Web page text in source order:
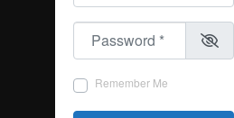
Password
Remember Me